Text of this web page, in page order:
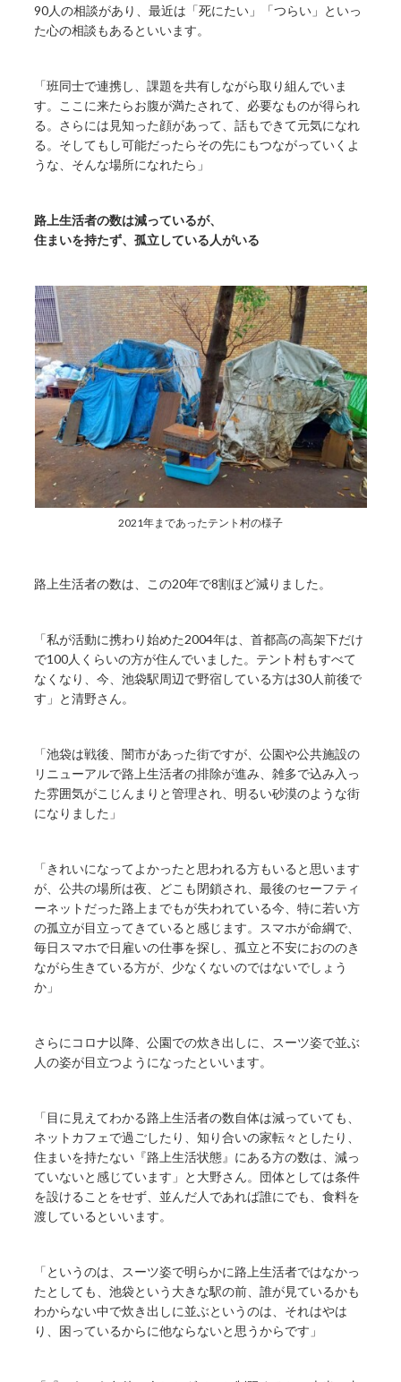
90人の相談があり、最近は「死にたい」「つらい」といっ
た心の相談もあるといいます。
「班同士で連携し、課題を共有しながら取り組んでいま
す。ここに来たらお腹が満たされて、必要なものが得られ
る。さらには見知った顔があって、話もできて元気になれ
る。そしてもし可能だったらその先にもつながっていくよ
うな、そんな場所になれたら」
路上生活者の数は減っているが、
住まいを持たず、孤立している人がいる
2021年まであったテント村の様子
路上生活者の数は、この20年で8割ほど減りました。
「私が活動に携わり始めた2004年は、首都高の高架下だけ
で100人くらいの方が住んでいました。テント村もすべて
なくなり、今、池袋駅周辺で野宿している方は30人前後で
す」と清野さん。
「池袋は戦後、闇市があった街ですが、公園や公共施設の
リニューアルで路上生活者の排除が進み、雑多で込み入っ
た雰囲気がこじんまりと管理され、明るい砂漠のような街
になりました」
「きれいになってよかったと思われる方もいると思います
が、公共の場所は夜、どこも閉鎖され、最後のセーフティ
ーネットだった路上までもが失われている今、特に若い方
の孤立が目立ってきていると感じます。スマホが命綱で、
毎日スマホで日雇いの仕事を探し、孤立と不安におののき
ながら生きている方が、少なくないのではないでしょう
か」
さらにコロナ以降、公園での炊き出しに、スーツ姿で並ぶ
人の姿が目立つようになったといいます。
「目に見えてわかる路上生活者の数自体は減っていても、
ネットカフェで過ごしたり、知り合いの家転々としたり、
住まいを持たない『路上生活状態』にある方の数は、減っ
ていないと感じています」と大野さん。団体としては条件
を設けることをせず、並んだ人であれば誰にでも、食料を
渡しているといいます。
「というのは、スーツ姿で明らかに路上生活者ではなかっ
たとしても、池袋という大きな駅の前、誰が見ているかも
わからない中で炊き出しに並ぶというのは、それはやは
り、困っているからに他ならないと思うからです」